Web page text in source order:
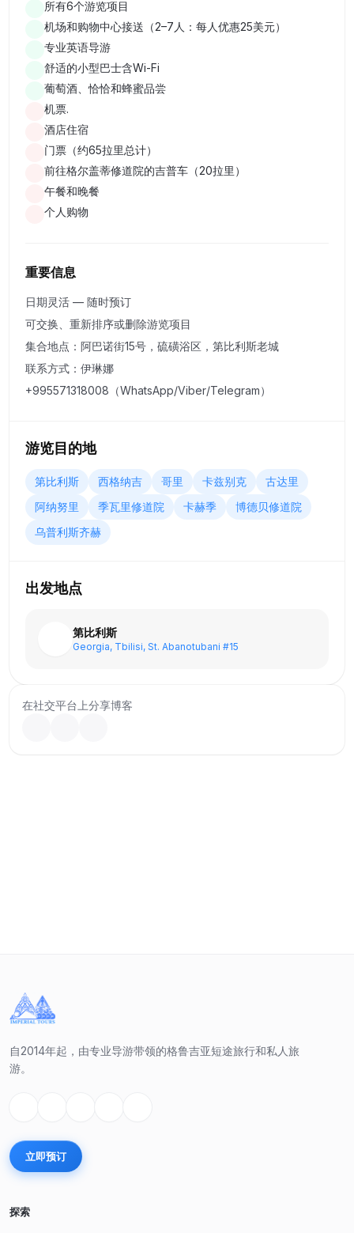
第三天 — 瓦尔齐亚、拉巴蒂堡垒和博尔若米（07:00–
22:00）
瓦尔齐亚 — 12世纪洞穴修道院，600多个房间。拉巴蒂堡垒
— 格鲁吉亚最大的堡垒。直接从源头品尝博尔若米矿泉水。
第四天 — 卡赫季葡萄酒之旅（09:00–20:00）
在马纳维制作丘尔奇赫拉并品尝家酿葡萄酒。在巴迪乌里观看
面包烘焙并品尝奶酪。西格纳吉 — “爱情之城”和17世纪堡垒。
博德贝修道院和克韦夫里葡萄酒品尝。
维河交汇。友谊纪念碑。斯捷潘茨明达和海拔2200米的格尔盖
蒂教堂与卡兹别克山。
第六天 — 购物日（6小时）
前往第比利斯最大的购物中心 — 纪念品、格鲁吉亚葡萄酒、
所有6个游览项目
机场和购物中心接送（2–7人：每人优惠25美元）
专业英语导游
舒适的小型巴士含Wi-Fi
葡萄酒、恰恰和蜂蜜品尝
机票.
酒店住宿
门票（约65拉里总计）
前往格尔盖蒂修道院的吉普车（20拉里）
午餐和晚餐
个人购物
重要信息
日期灵活 — 随时预订
可交换、重新排序或删除游览项目
集合地点：阿巴诺街15号，硫磺浴区，第比利斯老城
联系方式：伊琳娜
+995571318008（WhatsApp/Viber/Telegram）
游览目的地
第比利斯 西格纳吉 哥里 卡兹别克
古达里
阿纳努里
季瓦里修道院 卡赫季
博德贝修道院
乌普利斯齐赫
出发地点
第比利斯
Georgia, Tbilisi, St. Abanotubani #15
在社交平台上分享博客
自2014年起，由专业导游带领的格鲁吉亚短途旅行和私人旅
游。
立即预订
探索